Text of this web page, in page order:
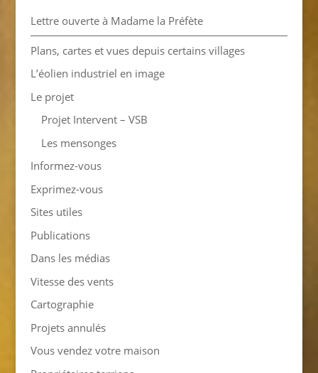
Lettre ouverte à Madame la Préfète
Plans, cartes et vues depuis certains villages
L’éolien industriel en image
Le projet
Projet Intervent – VSB
Les mensonges
Informez-vous
Exprimez-vous
Sites utiles
Publications
Dans les médias
Vitesse des vents
Cartographie
Projets annulés
Vous vendez votre maison